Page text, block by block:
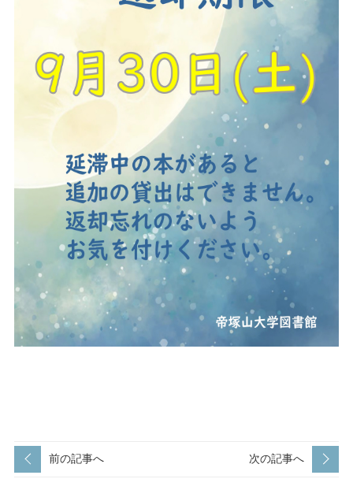
前の記事へ 次の記事へ